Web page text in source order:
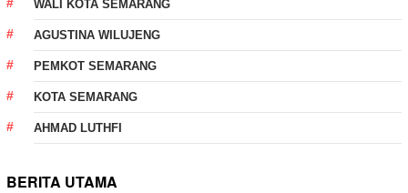
WALI KOTA SEMARANG
AGUSTINA WILUJENG
PEMKOT SEMARANG
KOTA SEMARANG
AHMAD LUTHFI
BERITA UTAMA